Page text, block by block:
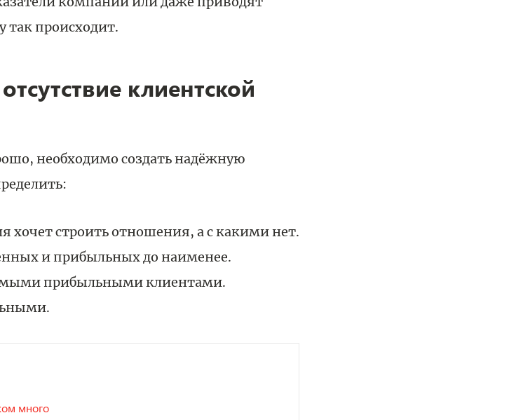
так происходит.
клиентской
необходимо создать надёжную
строить отношения, а с какими нет.
и прибыльных до наименее.
прибыльными клиентами.
много